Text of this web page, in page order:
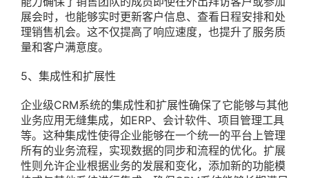
展会时，也能够实时更新客户信息、查看日程安排和处
理销售机会。这不仅提高了响应速度，也提升了服务质
量和客户满意度。
5、集成性和扩展性
企业级CRM系统的集成性和扩展性确保了它能够与其他
业务应用无缝集成，如ERP、会计软件、项目管理工具
等。这种集成性使得企业能够在一个统一的平台上管理
所有的业务流程，实现数据的同步和流程的优化。扩展
性则允许企业根据业务的发展和变化，添加新的功能模